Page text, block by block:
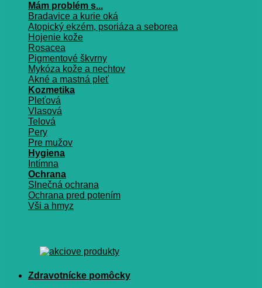
Mám problém s...
Bradavice a kurie oká
Atopický ekzém, psoriáza a seborea
Hojenie kože
Rosacea
Pigmentové škvrny
Mykóza kože a nechtov
Akné a mastná pleť
Kozmetika
Pleťová
Vlasová
Telová
Pery
Pre mužov
Hygiena
Intímna
Ochrana
Slnečná ochrana
Ochrana pred potením
Vši a hmyz
Zdravotnícke pomôcky